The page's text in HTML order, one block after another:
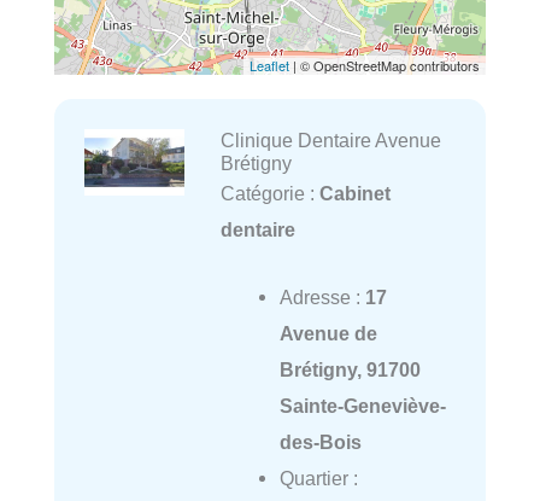
Leaflet | © OpenStreetMap contributors
Clinique Dentaire Avenue
Brétigny
Catégorie : Cabinet
dentaire
Adresse : 17
Avenue de
Brétigny, 91700
Sainte-Geneviève-
des-Bois
Quartier :